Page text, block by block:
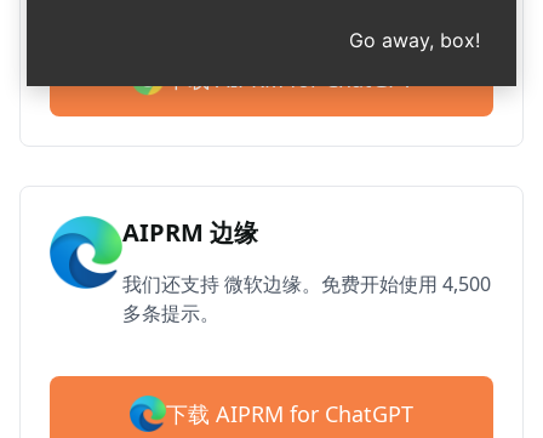
下载 AIPRM for ChatGPT
AIPRM 边缘
我们还支持 微软边缘。免费开始使用 4,500
多条提示。
下载 AIPRM for ChatGPT
Go away, box!